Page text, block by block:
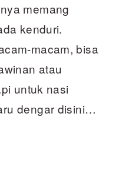
memang
kenduri.
macam, bisa
atau
untuk nasi
dengar disini…